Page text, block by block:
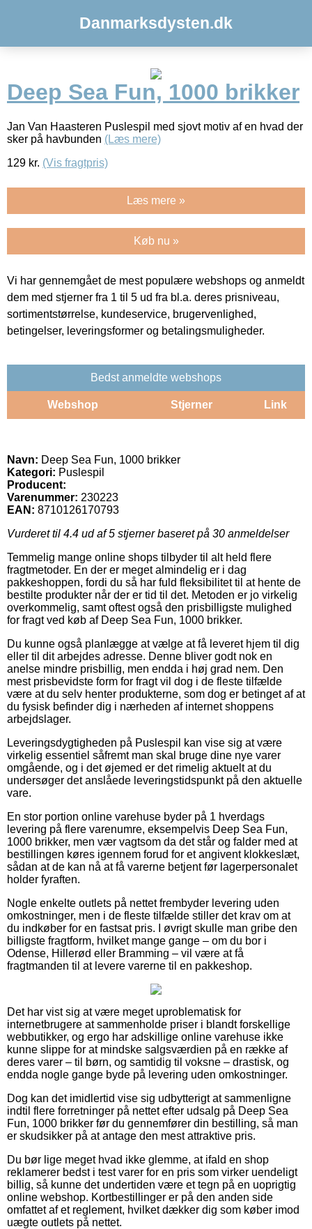
Danmarksdysten.dk
Deep Sea Fun, 1000 brikker
Jan Van Haasteren Puslespil med sjovt motiv af en hvad der
sker på havbunden (Læs mere)
129 kr. (Vis fragtpris)
Læs mere »
Køb nu »
Vi har gennemgået de mest populære webshops og anmeldt
dem med stjerner fra 1 til 5 ud fra bl.a. deres prisniveau,
sortimentstørrelse, kundeservice, brugervenlighed,
betingelser, leveringsformer og betalingsmuligheder.
Bedst anmeldte webshops
Webshop Stjerner Link
Navn: Deep Sea Fun, 1000 brikker
Kategori: Puslespil
Producent:
Varenummer: 230223
EAN: 8710126170793
Vurderet til 4.4 ud af 5 stjerner baseret på 30 anmeldelser
Temmelig mange online shops tilbyder til alt held flere
fragtmetoder. En der er meget almindelig er i dag
pakkeshoppen, fordi du så har fuld fleksibilitet til at hente de
bestilte produkter når der er tid til det. Metoden er jo virkelig
overkommelig, samt oftest også den prisbilligste mulighed
for fragt ved køb af Deep Sea Fun, 1000 brikker.
Du kunne også planlægge at vælge at få leveret hjem til dig
eller til dit arbejdes adresse. Denne bliver godt nok en
anelse mindre prisbillig, men endda i høj grad nem. Den
mest prisbevidste form for fragt vil dog i de fleste tilfælde
være at du selv henter produkterne, som dog er betinget af at
du fysisk befinder dig i nærheden af internet shoppens
arbejdslager.
Leveringsdygtigheden på Puslespil kan vise sig at være
virkelig essentiel såfremt man skal bruge dine nye varer
omgående, og i det øjemed er det rimelig aktuelt at du
undersøger det anslåede leveringstidspunkt på den aktuelle
vare.
En stor portion online varehuse byder på 1 hverdags
levering på flere varenumre, eksempelvis Deep Sea Fun,
1000 brikker, men vær vagtsom da det står og falder med at
bestillingen køres igennem forud for et angivent klokkeslæt,
sådan at de kan nå at få varerne betjent før lagerpersonalet
holder fyraften.
Nogle enkelte outlets på nettet frembyder levering uden
omkostninger, men i de fleste tilfælde stiller det krav om at
du indkøber for en fastsat pris. I øvrigt skulle man gribe den
billigste fragtform, hvilket mange gange – om du bor i
Odense, Hillerød eller Bramming – vil være at få
fragtmanden til at levere varerne til en pakkeshop.
Det har vist sig at være meget uproblematisk for
internetbrugere at sammenholde priser i blandt forskellige
webbutikker, og ergo har adskillige online varehuse ikke
kunne slippe for at mindske salgsværdien på en række af
deres varer – til børn, og samtidig til voksne – drastisk, og
endda nogle gange byde på levering uden omkostninger.
Dog kan det imidlertid vise sig udbytterigt at sammenligne
indtil flere forretninger på nettet efter udsalg på Deep Sea
Fun, 1000 brikker før du gennemfører din bestilling, så man
er skudsikker på at antage den mest attraktive pris.
Du bør lige meget hvad ikke glemme, at ifald en shop
reklamerer bedst i test varer for en pris som virker uendeligt
billig, så kunne det undertiden være et tegn på en uoprigtig
online webshop. Kortbestillinger er på den anden side
omfattet af et reglement, hvilket dækker dig som køber imod
uægte outlets på nettet.